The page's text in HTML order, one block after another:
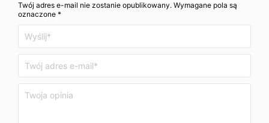
Twój adres e-mail nie zostanie opublikowany. Wymagane pola są
oznaczone *